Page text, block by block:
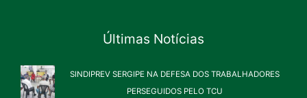
Últimas Notícias
SINDIPREV SERGIPE NA DEFESA DOS TRABALHADORES
PERSEGUIDOS PELO TCU